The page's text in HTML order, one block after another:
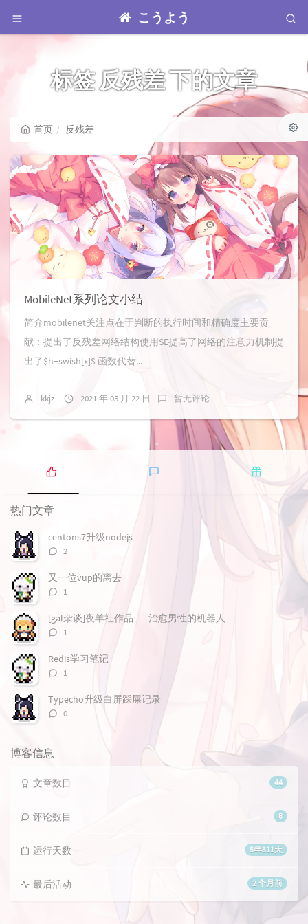
こうよう
标签 反残差 下的文章
首页 反残差
MobileNet系列论文小结
简介mobilenet关注点在于判断的执行时间和精确度主要贡
献：提出了反残差网络结构使用SE提高了网络的注意力机制提
出了$h−swish[x]$ 函数代替...
kkjz 2021 年 05 月 22 日 暂无评论
热
门
文
热门文章
centons7升级nodejs
评
数：
2
又一位vup的离去
评
数：
1
[gal杂谈]夜羊社作品——治愈男性的机器人
评
数：
1
Redis学习笔记
评
数：
1
Typecho升级白屏踩屎记录
评
0
博客信息
44
文章数目
8
评论数目
5年311天
运行天数
2 个月前
最后活动